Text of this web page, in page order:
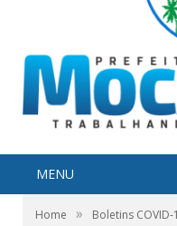
MENU
Home » Boletins COVID-